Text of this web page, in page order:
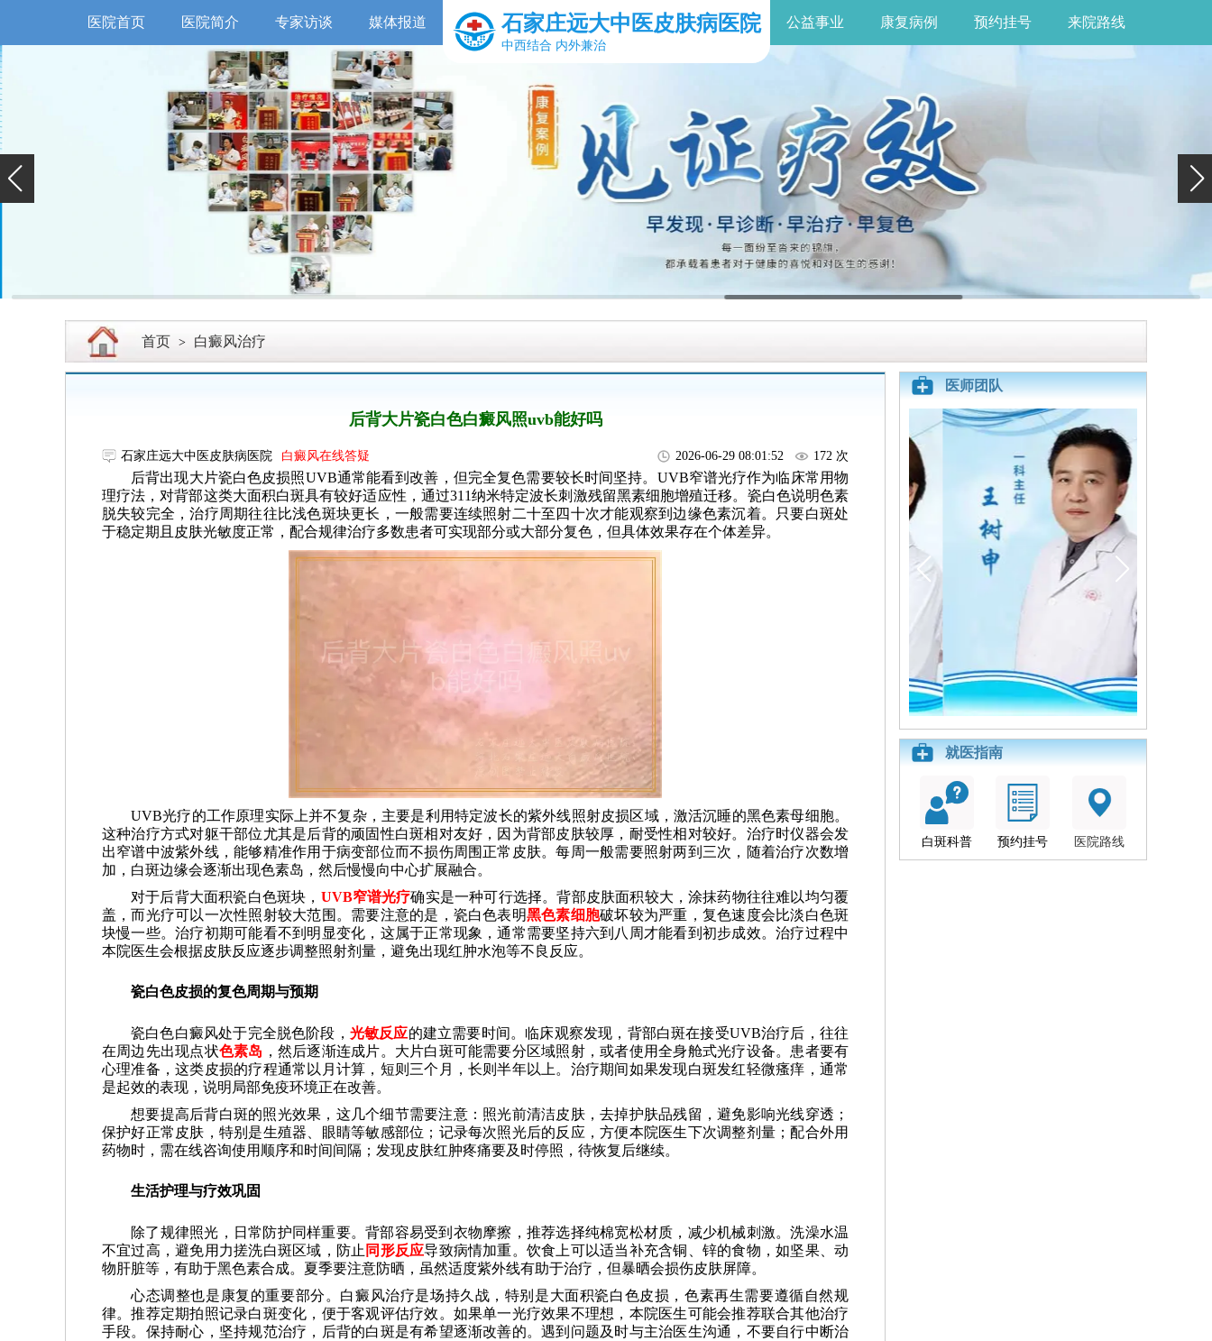
医院首页 医院简介 专家访谈 媒体报道 石家庄远大中医皮肤病医院
中西结合 内外兼治
公益事业 康复病例 预约挂号 来院路线
首页 > 白癜风治疗
后背大片瓷白色白癜风照uvb能好吗
石家庄远大中医皮肤病医院 白癜风在线答疑 2026-06-29 08:01:52 172 次
后背出现大片瓷白色皮损照UVB通常能看到改善，但完全复色需要较长时间坚持。UVB窄谱光疗作为临床常用物
理疗法，对背部这类大面积白斑具有较好适应性，通过311纳米特定波长刺激残留黑素细胞增殖迁移。瓷白色说明色素
脱失较完全，治疗周期往往比浅色斑块更长，一般需要连续照射二十至四十次才能观察到边缘色素沉着。只要白斑处
于稳定期且皮肤光敏度正常，配合规律治疗多数患者可实现部分或大部分复色，但具体效果存在个体差异。
UVB光疗的工作原理实际上并不复杂，主要是利用特定波长的紫外线照射皮损区域，激活沉睡的黑色素母细胞。
这种治疗方式对躯干部位尤其是后背的顽固性白斑相对友好，因为背部皮肤较厚，耐受性相对较好。治疗时仪器会发
出窄谱中波紫外线，能够精准作用于病变部位而不损伤周围正常皮肤。每周一般需要照射两到三次，随着治疗次数增
加，白斑边缘会逐渐出现色素岛，然后慢慢向中心扩展融合。
对于后背大面积瓷白色斑块， UVB窄谱光疗确实是一种可行选择。背部皮肤面积较大，涂抹药物往往难以均匀覆
盖，而光疗可以一次性照射较大范围。需要注意的是，瓷白色表明黑色素细胞破坏较为严重，复色速度会比淡白色斑
块慢一些。治疗初期可能看不到明显变化，这属于正常现象，通常需要坚持六到八周才能看到初步成效。治疗过程中
本院医生会根据皮肤反应逐步调整照射剂量，避免出现红肿水泡等不良反应。
瓷白色皮损的复色周期与预期
瓷白色白癜风处于完全脱色阶段， 光敏反应的建立需要时间。临床观察发现，背部白斑在接受UVB治疗后，往往
在周边先出现点状色素岛 ，然后逐渐连成片。大片白斑可能需要分区域照射，或者使用全身舱式光疗设备。患者要有
心理准备，这类皮损的疗程通常以月计算，短则三个月，长则半年以上。治疗期间如果发现白斑发红轻微瘙痒，通常
是起效的表现，说明局部免疫环境正在改善。
想要提高后背白斑的照光效果，这几个细节需要注意：照光前清洁皮肤，去掉护肤品残留，避免影响光线穿透；
保护好正常皮肤，特别是生殖器、眼睛等敏感部位；记录每次照光后的反应，方便本院医生下次调整剂量；配合外用
药物时，需在线咨询使用顺序和时间间隔；发现皮肤红肿疼痛要及时停照，待恢复后继续。
生活护理与疗效巩固
除了规律照光，日常防护同样重要。背部容易受到衣物摩擦，推荐选择纯棉宽松材质，减少机械刺激。洗澡水温
不宜过高，避免用力搓洗白斑区域，防止 同形反应导致病情加重。饮食上可以适当补充含铜、锌的食物，如坚果、动
物肝脏等，有助于黑色素合成。夏季要注意防晒，虽然适度紫外线有助于治疗，但暴晒会损伤皮肤屏障。
心态调整也是康复的重要部分。白癜风治疗是场持久战，特别是大面积瓷白色皮损，色素再生需要遵循自然规
律。推荐定期拍照记录白斑变化，便于客观评估疗效。如果单一光疗效果不理想，本院医生可能会推荐联合其他治疗
手段。保持耐心，坚持规范治疗，后背的白斑是有希望逐渐改善的。遇到问题及时与主治医生沟通，不要自行中断治
医师团队
就医指南
白斑科普 预约挂号 医院路线